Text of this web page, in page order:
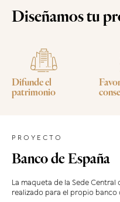
Diseñamos tu
Difunde el
patrimonio
PROYECTO
Banco de España
La maqueta de la Sede
realizado para el propio